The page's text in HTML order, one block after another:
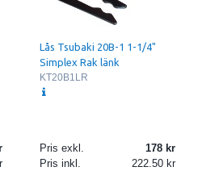
Lås Tsubaki 20B-1 1-1/4"
Simplex Rak länk
KT20B1LR
Pris exkl.
178
Pris inkl.
222.50